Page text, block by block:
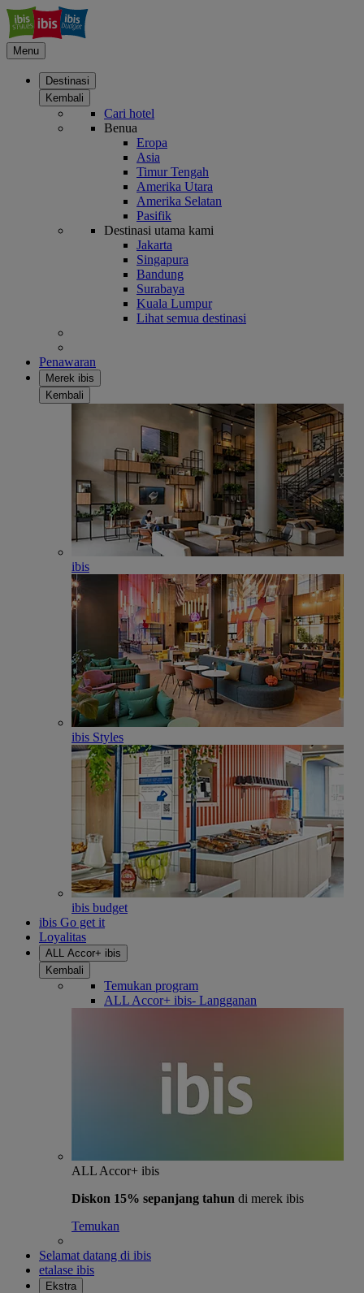
Menu
Destinasi
Kembali
Cari hotel
Benua
Eropa
Asia
Timur Tengah
Amerika Utara
Amerika Selatan
Pasifik
Destinasi utama kami
Jakarta
Singapura
Bandung
Surabaya
Kuala Lumpur
Lihat semua destinasi
Penawaran
Merek ibis
Kembali
ibis
ibis Styles
ibis budget
ibis Go get it
Loyalitas
ALL Accor+ ibis
Kembali
Temukan program
ALL Accor+ ibis- Langganan
ALL Accor+ ibis
Diskon 15% sepanjang tahun di merek ibis
Temukan
Selamat datang di ibis
etalase ibis
Ekstra